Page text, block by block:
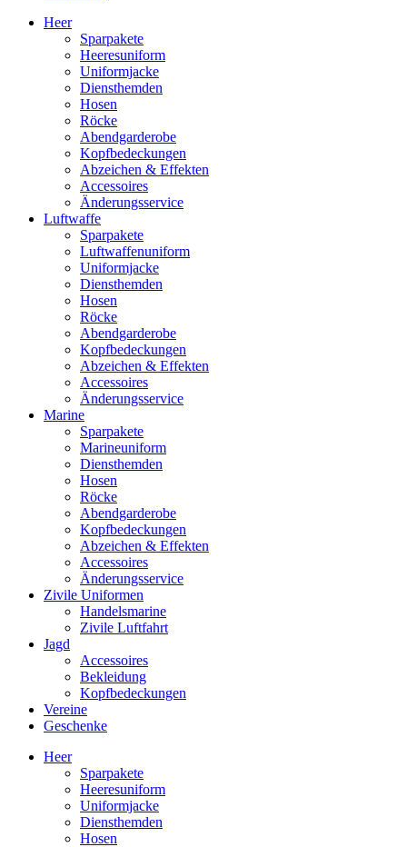
Heer
Sparpakete
Heeresuniform
Uniformjacke
Diensthemden
Hosen
Röcke
Abendgarderobe
Kopfbedeckungen
Abzeichen & Effekten
Accessoires
Änderungsservice
Luftwaffe
Sparpakete
Luftwaffenuniform
Uniformjacke
Diensthemden
Hosen
Röcke
Abendgarderobe
Kopfbedeckungen
Abzeichen & Effekten
Accessoires
Änderungsservice
Marine
Sparpakete
Marineuniform
Diensthemden
Hosen
Röcke
Abendgarderobe
Kopfbedeckungen
Abzeichen & Effekten
Accessoires
Änderungsservice
Zivile Uniformen
Handelsmarine
Zivile Luftfahrt
Jagd
Accessoires
Bekleidung
Kopfbedeckungen
Vereine
Geschenke
Heer
Sparpakete
Heeresuniform
Uniformjacke
Diensthemden
Hosen